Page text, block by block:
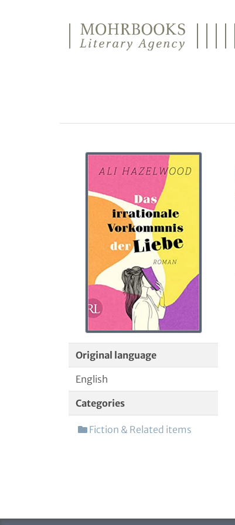
Original language
English
Categories
Fiction & Related items